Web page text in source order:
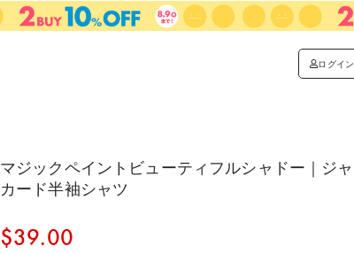
ログイン
マジックペイントビューティフルシャドー｜ジャ
カード半袖シャツ
$‌39.00